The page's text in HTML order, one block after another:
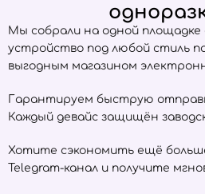
Мы собрали на одной
устройство под любой стиль
выгодным магазином
Гарантируем быструю
Каждый девайс защищён
Хотите сэкономить ещё
Telegram-канал и получите